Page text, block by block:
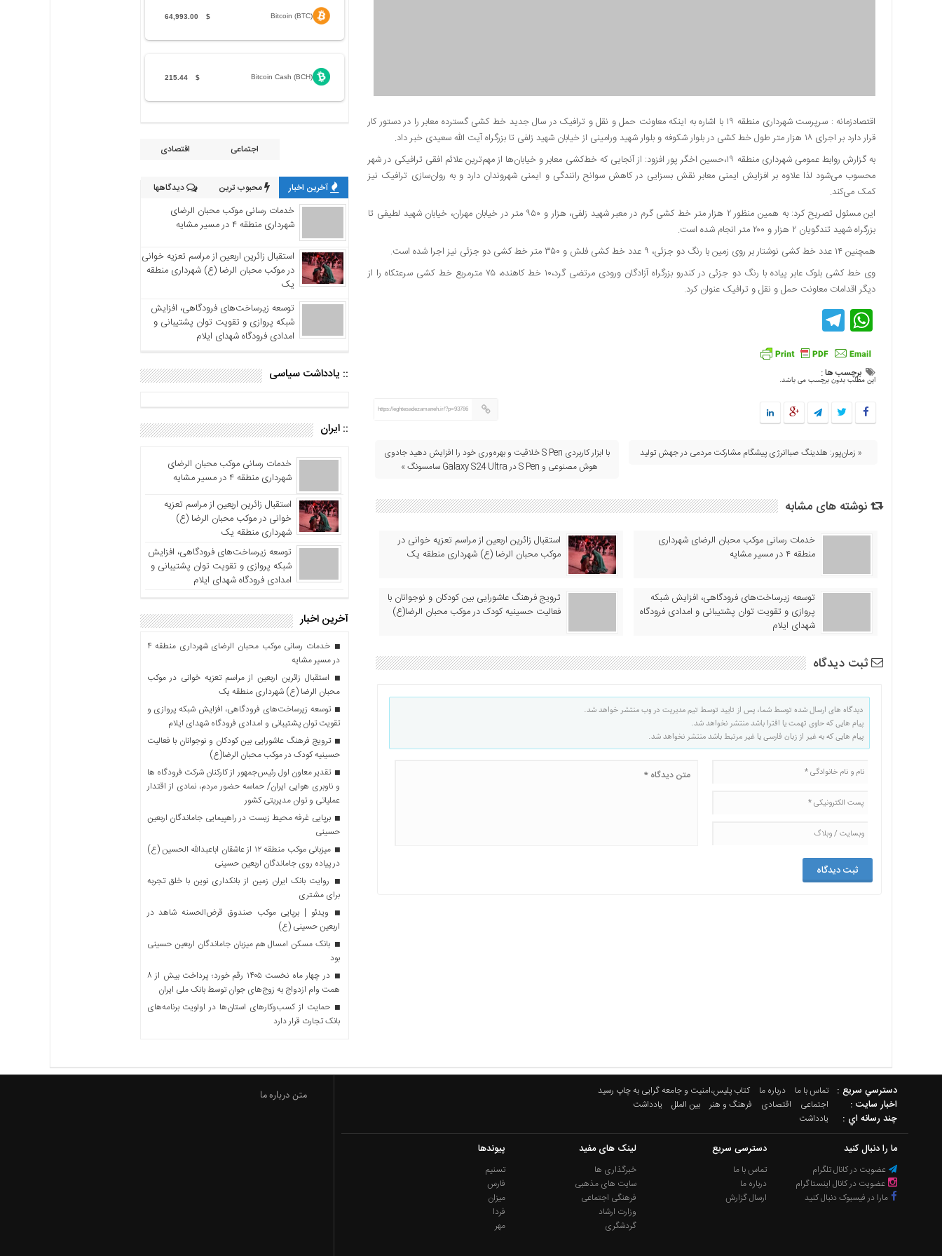
اقتصادزمانه : سرپرست شهرداری منطقه ۱۹ با اشاره به اینکه معاونت حمل و نقل و ترافیک در سال جدید خط کشی گسترده معابر را در دستور کار
قرار دارد بر اجرای ۱۸ هزار متر طول خط کشی در بلوار شکوفه و بلوار شهید ورامینی از خیابان شهید زلفی تا بزرگراه آیت الله سعیدی خبر داد.
به گزارش روابط عمومی شهرداری منطقه ۱۹،حسین اخگر پور افزود: از آنجایی که خط‌کشی معابر و خیابان‌ها از مهم‌ترین علائم افقی ترافیکی در شهر
محسوب می‌شود لذا علاوه بر افزایش ایمنی معابر نقش بسزایی در کاهش سوانح رانندگی و ایمنی شهروندان دارد و به روان‌سازی ترافیک نیز
کمک می‌کند.
این مسئول تصریح کرد: به همین منظور ۲ هزار متر خط کشی گرم در معبر شهید زلفی، هزار و ۹۵۰ متر در خیابان مهران، خیابان شهید لطیفی تا
بزرگراه شهید تندگویان ۲ هزار و ۲۰۰ متر انجام شده است.
همچنین ۱۴ عدد خط کشی نوشتار بر روی زمین با رنگ دو جزئی، ۹ عدد خط کشی فلش و ۳۵۰ متر خط کشی دو جزئی نیز اجرا شده است.
وی خط کشی بلوک عابر پیاده با رنگ دو جزئی در کندرو بزرگراه آزادگان ورودی مرتضی گرد،۱۰ خط کاهنده، ۷۵ مترمربع خط کشی سرعتکاه را از
دیگر اقدامات معاونت حمل و نقل و ترافیک عنوان کرد.
WhatsApp
Telegram
برچسب ها :
این مطلب بدون برچسب می باشد.
https://eghtesadezamaneh.ir/?p=93786
« زمان‌پور: هلدینگ صباانرژی پیشگام مشارکت مردمی در جهش تولید
با ابزار کاربردی S Pen خلاقیت و بهره‌وری خود را افزایش دهید جادوی
هوش مصنوعی و S Pen در Galaxy S24 Ultra سامسونگ »
نوشته های مشابه
خدمات رسانی موکب محبان الرضای شهرداری
منطقه ۴ در مسیر مشایه
استقبال زائرین اربعین از مراسم تعزیه خوانی در
موکب محبان الرضا (ع) شهرداری منطقه یک
توسعه زیرساخت‌های فرودگاهی، افزایش شبکه
پروازی و تقویت توان پشتیبانی و امدادی فرودگاه
شهدای ایلام
ترویج فرهنگ عاشورایی بین کودکان و نوجوانان با
فعالیت حسینیه کودک در موکب محبان الرضا(ع)
ثبت دیدگاه
دیدگاه های ارسال شده توسط شما، پس از تایید توسط تیم مدیریت در وب منتشر خواهد شد.
پیام هایی که حاوی تهمت یا افترا باشد منتشر نخواهد شد.
پیام هایی که به غیر از زبان فارسی یا غیر مرتبط باشد منتشر نخواهد شد.
Bitcoin (BTC)
$
64,993.00
Bitcoin Cash (BCH)
$
215.44
اجتماعی اقتصادی
آخرین اخبار محبوب ترین دیدگاهها
خدمات رسانی موکب محبان الرضای
شهرداری منطقه ۴ در مسیر مشایه
استقبال زائرین اربعین از مراسم تعزیه خوانی
در موکب محبان الرضا (ع) شهرداری منطقه
یک
توسعه زیرساخت‌های فرودگاهی، افزایش
شبکه پروازی و تقویت توان پشتیبانی و
امدادی فرودگاه شهدای ایلام
:: یادداشت سیاسی
:: ایران
خدمات رسانی موکب محبان الرضای
شهرداری منطقه ۴ در مسیر مشایه
استقبال زائرین اربعین از مراسم تعزیه
خوانی در موکب محبان الرضا (ع)
شهرداری منطقه یک
توسعه زیرساخت‌های فرودگاهی، افزایش
شبکه پروازی و تقویت توان پشتیبانی و
امدادی فرودگاه شهدای ایلام
آخرین اخبار
خدمات رسانی موکب محبان الرضای شهرداری منطقه ۴
در مسیر مشایه
استقبال زائرین اربعین از مراسم تعزیه خوانی در موکب
محبان الرضا (ع) شهرداری منطقه یک
توسعه زیرساخت‌های فرودگاهی، افزایش شبکه پروازی و
تقویت توان پشتیبانی و امدادی فرودگاه شهدای ایلام
ترویج فرهنگ عاشورایی بین کودکان و نوجوانان با فعالیت
حسینیه کودک در موکب محبان الرضا(ع)
تقدیر معاون اول رئیس‌جمهور از کارکنان شرکت فرودگاه ها
و ناوبری هوایی ایران/ حماسه حضور مردم، نمادی از اقتدار
عملیاتی و توان مدیریتی کشور
برپایی غرفه محیط زیست در راهپیمایی جاماندگان اربعین
حسینی
میزبانی موکب منطقه ۱۲ از عاشقان اباعبدالله الحسین (ع)
در پیاده روی جاماندگان اربعین حسینی
روایت بانک ایران زمین از بانکداری نوین با خلق تجربه
برای مشتری
ویدئو | برپایی موکب صندوق قرض‌الحسنه شاهد در
اربعین حسینی (ع)
بانک مسکن امسال هم میزبان جاماندگان اربعین حسینی
بود
در چهار ماه نخست ۱۴۰۵ رقم خورد؛ پرداخت بیش از ۸
همت وام ازدواج به زوج‌های جوان توسط بانک ملی ایران
حمایت از کسب‌وکارهای استان‌ها در اولویت برنامه‌های
بانک تجارت قرار دارد
دسترسي سريع : تماس با ما درباره ما کتاب پلیس،امنیت و جامعه گرایی به چاپ رسید
اخبار سایت : اجتماعی اقتصادی فرهنگ و هنر بین الملل یادداشت
چند رسانه اي : یادداشت
ما را دنبال کنید
عضویت در کانال تلگرام
عضویت در کانال اینستاگرام
مارا در فیسبوک دنبال کنید
دسترسی سریع
تماس با ما
درباره ما
ارسال گزارش
لینک های مفید
خبرگذاری ها
سایت های مذهبی
فرهنگی اجتماعی
وزارت ارشاد
گردشگری
پیوندها
تسنیم
فارس
میزان
فردا
مهر
متن درباره ما